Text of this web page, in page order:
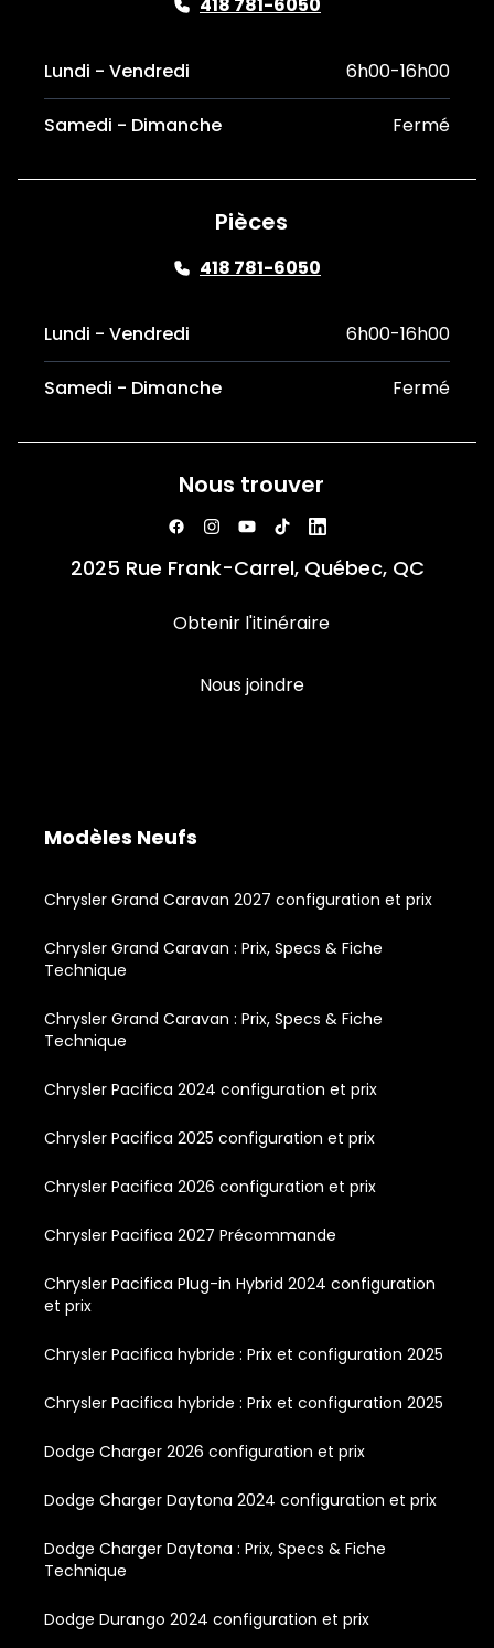
418 781-6050
Lundi - Vendredi 6h00-16h00
Samedi - Dimanche Fermé
Pièces
418 781-6050
Lundi - Vendredi 6h00-16h00
Samedi - Dimanche Fermé
Nous trouver
2025 Rue Frank-Carrel, Québec, QC
Obtenir l'itinéraire
Nous joindre
Modèles Neufs
Chrysler Grand Caravan 2027 configuration et prix
Chrysler Grand Caravan : Prix, Specs & Fiche
Technique
Chrysler Grand Caravan : Prix, Specs & Fiche
Technique
Chrysler Pacifica 2024 configuration et prix
Chrysler Pacifica 2025 configuration et prix
Chrysler Pacifica 2026 configuration et prix
Chrysler Pacifica 2027 Précommande
Chrysler Pacifica Plug-in Hybrid 2024 configuration
et prix
Chrysler Pacifica hybride : Prix et configuration 2025
Chrysler Pacifica hybride : Prix et configuration 2025
Dodge Charger 2026 configuration et prix
Dodge Charger Daytona 2024 configuration et prix
Dodge Charger Daytona : Prix, Specs & Fiche
Technique
Dodge Durango 2024 configuration et prix